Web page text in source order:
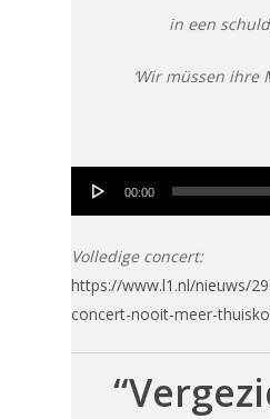
in een
‘Wir müssen ihre
Audio
00:00
Volledige concert:
https://www.l1.nl/nieuws/
concert-nooit-meer-